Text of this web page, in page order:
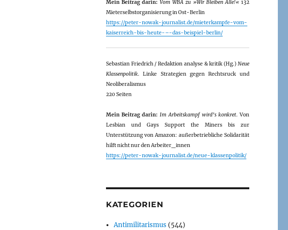
Mein Beitrag darin: Vom WBA zu »Wir Bleiben Alle!«132
Mieterselbstorganisierung in Ost-Berlin
https://peter-nowak-journalist.de/mieterkampfe-vom-
kaiserreich-bis-heute-–-das-beispiel-berlin/
Sebastian Friedrich / Redaktion analyse & kritik (Hg.) Neue
Klassenpolitik. Linke Strategien gegen Rechtsruck und
Neoliberalismus
220 Seiten
Mein Beitrag darin: Im Arbeitskampf wird’s konkret. Von
Lesbian und Gays Support the Miners bis zur
Unterstützung von Amazon: außerbetriebliche Solidarität
hilft nicht nur den Arbeiter_innen
https://peter-nowak-journalist.de/neue-klassenpolitik/
KATEGORIEN
Antimilitarismus (544)